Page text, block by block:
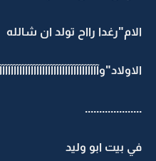
الام"رغدا رااح تولد ان شالله
....................
في بيت ابو وليد